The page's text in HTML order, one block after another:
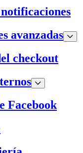
avanzadas
checkout
Facebook